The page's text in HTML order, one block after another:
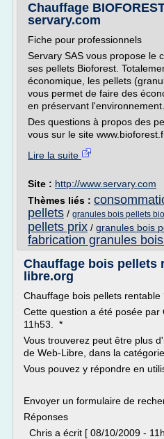
Chauffage
servary.com
Fiche pour professionnels
Servary SAS vous propose le
ses pellets Bioforest.
économique, les pellets
vous permet de faire des
en préservant l'environnement.
Des questions à propos des
vous sur le site
Lire la suite
Site : http://www.servary.com
Thèmes liés :
pellets / granules bois pellets
pellets prix / granules bois
fabrication granules
Chauffage bois pellets
libre.org
Chauffage bois pellets rentable
Cette question a été posée par
11h53. *
Vous trouverez peut être plus
de Web-Libre, dans la catégorie
Vous pouvez y répondre en
Envoyer un formulaire de
Réponses
Chris a écrit [ 08/10/2009 -